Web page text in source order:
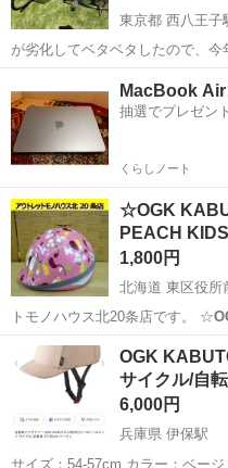
東京都 西八王子
が劣化してベタベタしたので、今
021に交換し、…
MacBook
抽選でプレゼン
くらしノート
☆OGK
PEACH
1,800円
北海道 東区役所
トモノハウス北20条店です。 ☆
P…北海道 札幌市 東区役所前
OGK
サイクル/自
6,000円
兵庫県 伊保駅
サイズ：54-57cm カラー：ベージュ [ 商品説明 ] ●キャップタイプ